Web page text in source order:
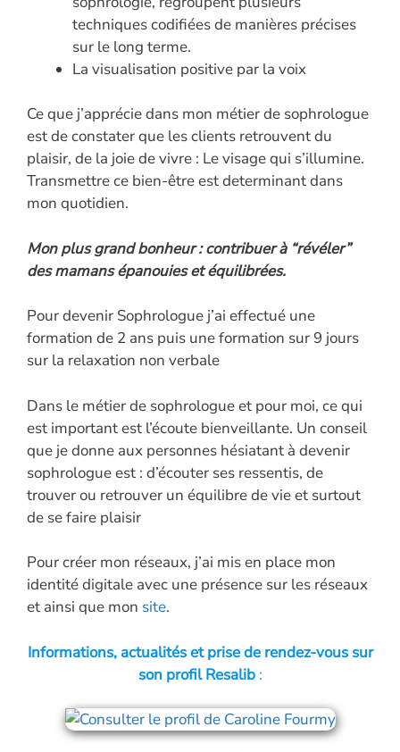
techniques codifiées de manières précises
sur le long terme.
La visualisation positive par la voix
Ce que j’apprécie dans mon métier de sophrologue
est de constater que les clients retrouvent du
plaisir, de la joie de vivre : Le visage qui s’illumine.
Transmettre ce bien-être est determinant dans
mon quotidien.
Mon plus grand bonheur : contribuer à “révéler”
des mamans épanouies et équilibrées.
Pour devenir Sophrologue j’ai effectué une
formation de 2 ans puis une formation sur 9 jours
sur la relaxation non verbale
Dans le métier de sophrologue et pour moi, ce qui
est important est l’écoute bienveillante. Un conseil
que je donne aux personnes hésiatant à devenir
sophrologue est : d’écouter ses ressentis, de
trouver ou retrouver un équilibre de vie et surtout
de se faire plaisir
Pour créer mon réseaux, j’ai mis en place mon
identité digitale avec une présence sur les réseaux
et ainsi que mon site.
Informations, actualités et prise de rendez-vous sur
son profil Resalib: